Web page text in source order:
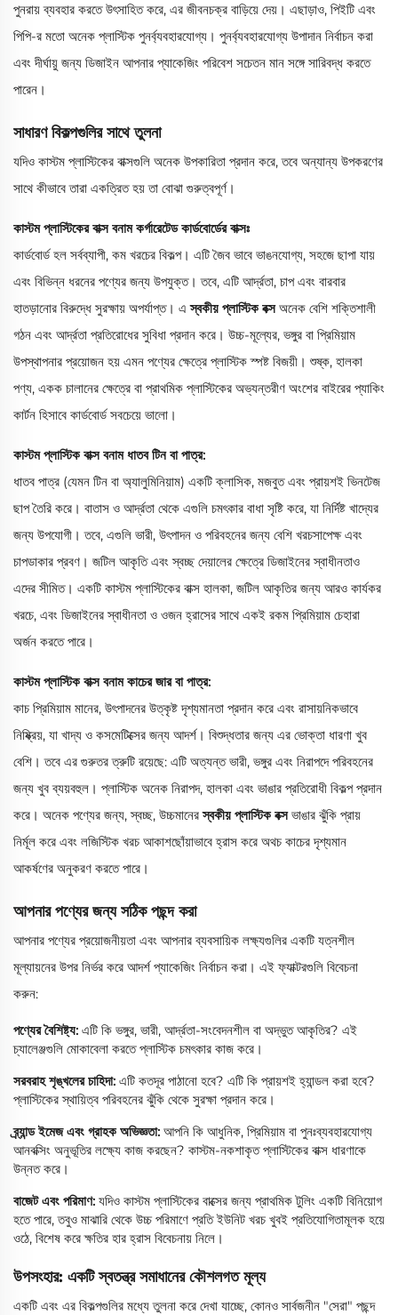
পুনরায় ব্যবহার করতে উৎসাহিত করে, এর জীবনচক্র বাড়িয়ে দেয়। এছাড়াও, পিইটি এবং
পিপি-র মতো অনেক প্লাস্টিক পুনর্ব্যবহারযোগ্য। পুনর্ব্যবহারযোগ্য উপাদান নির্বাচন করা
এবং দীর্ঘায়ু জন্য ডিজাইন আপনার প্যাকেজিং পরিবেশ সচেতন মান সঙ্গে সারিবদ্ধ করতে
পারেন।
সাধারণ বিকল্পগুলির সাথে তুলনা
যদিও কাস্টম প্লাস্টিকের বাক্সগুলি অনেক উপকারিতা প্রদান করে, তবে অন্যান্য উপকরণের
সাথে কীভাবে তারা একত্রিত হয় তা বোঝা গুরুত্বপূর্ণ।
কাস্টম প্লাস্টিকের বাক্স বনাম কর্গারেটেড কার্ডবোর্ডের বাক্সঃ
কার্ডবোর্ড হল সর্বব্যাপী, কম খরচের বিকল্প। এটি জৈব ভাবে ভাঙনযোগ্য, সহজে ছাপা যায়
এবং বিভিন্ন ধরনের পণ্যের জন্য উপযুক্ত। তবে, এটি আর্দ্রতা, চাপ এবং বারবার
হাতড়ানোর বিরুদ্ধে সুরক্ষায় অপর্যাপ্ত। এস্বকীয় প্লাস্টিক বক্সঅনেক বেশি শক্তিশালী
গঠন এবং আর্দ্রতা প্রতিরোধের সুবিধা প্রদান করে। উচ্চ-মূল্যের, ভঙ্গুর বা প্রিমিয়াম
উপস্থাপনার প্রয়োজন হয় এমন পণ্যের ক্ষেত্রে প্লাস্টিক স্পষ্ট বিজয়ী। শুষ্ক, হালকা
পণ্য, একক চালানের ক্ষেত্রে বা প্রাথমিক প্লাস্টিকের অভ্যন্তরীণ অংশের বাইরের প্যাকিং
কার্টন হিসাবে কার্ডবোর্ড সবচেয়ে ভালো।
কাস্টম প্লাস্টিক বাক্স বনাম ধাতব টিন বা পাত্র:
ধাতব পাত্র (যেমন টিন বা অ্যালুমিনিয়াম) একটি ক্লাসিক, মজবুত এবং প্রায়শই ভিনটেজ
ছাপ তৈরি করে। বাতাস ও আর্দ্রতা থেকে এগুলি চমৎকার বাধা সৃষ্টি করে, যা নির্দিষ্ট খাদ্যের
জন্য উপযোগী। তবে, এগুলি ভারী, উৎপাদন ও পরিবহনের জন্য বেশি খরচসাপেক্ষ এবং
চাপডাকার প্রবণ। জটিল আকৃতি এবং স্বচ্ছ দেয়ালের ক্ষেত্রে ডিজাইনের স্বাধীনতাও
এদের সীমিত। একটি কাস্টম প্লাস্টিকের বাক্স হালকা, জটিল আকৃতির জন্য আরও কার্যকর
খরচে, এবং ডিজাইনের স্বাধীনতা ও ওজন হ্রাসের সাথে একই রকম প্রিমিয়াম চেহারা
অর্জন করতে পারে।
কাস্টম প্লাস্টিক বাক্স বনাম কাচের জার বা পাত্র:
কাচ প্রিমিয়াম মানের, উৎপাদনের উত্কৃষ্ট দৃশ্যমানতা প্রদান করে এবং রাসায়নিকভাবে
নিষ্ক্রিয়, যা খাদ্য ও কসমেটিক্সের জন্য আদর্শ। বিশুদ্ধতার জন্য এর ভোক্তা ধারণা খুব
বেশি। তবে এর গুরুতর ত্রুটি রয়েছে: এটি অত্যন্ত ভারী, ভঙ্গুর এবং নিরাপদে পরিবহনের
জন্য খুব ব্যয়বহুল। প্লাস্টিক অনেক নিরাপদ, হালকা এবং ভাঙার প্রতিরোধী বিকল্প প্রদান
করে। অনেক পণ্যের জন্য, স্বচ্ছ, উচ্চমানেরস্বকীয় প্লাস্টিক বক্সভাঙার ঝুঁকি প্রায়
নির্মূল করে এবং লজিস্টিক খরচ আকাশছোঁয়াভাবে হ্রাস করে অথচ কাচের দৃশ্যমান
আকর্ষণের অনুকরণ করতে পারে।
আপনার পণ্যের জন্য সঠিক পছন্দ করা
আপনার পণ্যের প্রয়োজনীয়তা এবং আপনার ব্যবসায়িক লক্ষ্যগুলির একটি যত্নশীল
মূল্যায়নের উপর নির্ভর করে আদর্শ প্যাকেজিং নির্বাচন করা। এই ফ্যাক্টরগুলি বিবেচনা
করুন:
পণ্যের বৈশিষ্ট্য: এটি কি ভঙ্গুর, ভারী, আর্দ্রতা-সংবেদনশীল বা অদ্ভুত আকৃতির? এই
চ্যালেঞ্জগুলি মোকাবেলা করতে প্লাস্টিক চমৎকার কাজ করে।
সরবরাহ শৃঙ্খলের চাহিদা: এটি কতদূর পাঠানো হবে? এটি কি প্রায়শই হ্যান্ডল করা হবে?
প্লাস্টিকের স্থায়িত্ব পরিবহনের ঝুঁকি থেকে সুরক্ষা প্রদান করে।
ব্র্যান্ড ইমেজ এবং গ্রাহক অভিজ্ঞতা: আপনি কি আধুনিক, প্রিমিয়াম বা পুনঃব্যবহারযোগ্য
আনবক্সিং অনুভূতির লক্ষ্যে কাজ করছেন? কাস্টম-নকশাকৃত প্লাস্টিকের বাক্স ধারণাকে
উন্নত করে।
বাজেট এবং পরিমাণ: যদিও কাস্টম প্লাস্টিকের বাক্সের জন্য প্রাথমিক টুলিং একটি বিনিয়োগ
হতে পারে, তবুও মাঝারি থেকে উচ্চ পরিমাণে প্রতি ইউনিট খরচ খুবই প্রতিযোগিতামূলক হয়ে
ওঠে, বিশেষ করে ক্ষতির হার হ্রাস বিবেচনায় নিলে।
উপসংহার: একটি স্বতন্ত্র সমাধানের কৌশলগত মূল্য
একটি এবং এর বিকল্পগুলির মধ্যে তুলনা করে দেখা যাচ্ছে, কোনও সার্বজনীন "সেরা" পছন্দ